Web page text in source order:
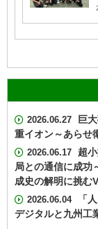
2026.06.27
巨
重イオン～あらせ
2026.06.17
超
局との通信に成功
成史の解明に挑む
2026.06.04
「
デジタルと九州工